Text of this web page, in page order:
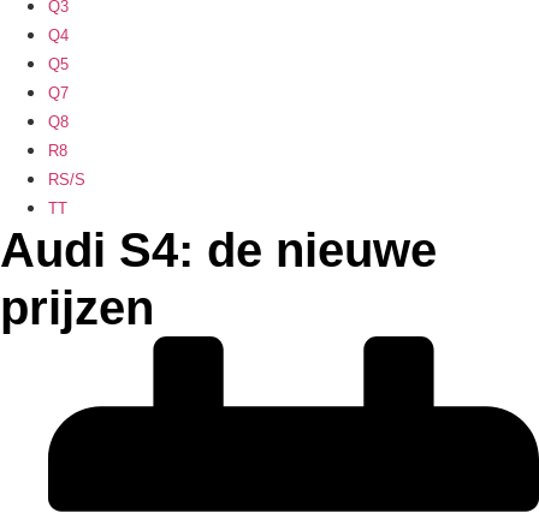
Q3
Q4
Q5
Q7
Q8
R8
RS/S
TT
Audi S4: de nieuwe
prijzen